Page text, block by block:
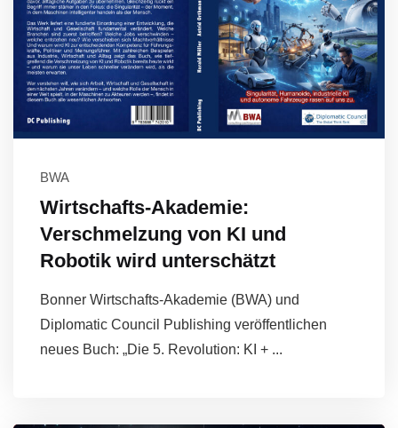
BWA
Wirtschafts-Akademie:
Verschmelzung von KI und
Robotik wird unterschätzt
Bonner Wirtschafts-Akademie (BWA) und
Diplomatic Council Publishing veröffentlichen
neues Buch: „Die 5. Revolution: KI + ...